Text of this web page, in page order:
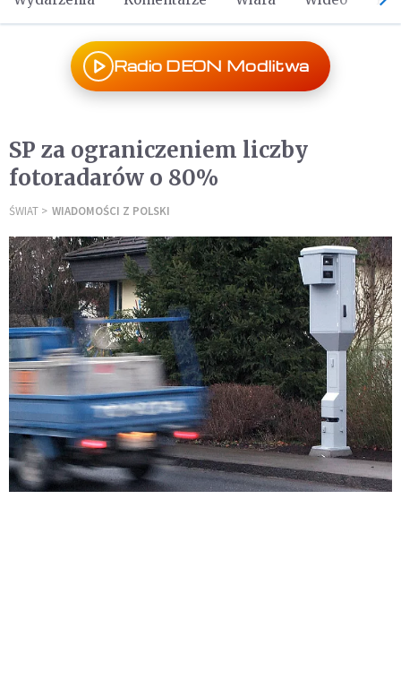
Radio DEON Modlitwa
SP za ograniczeniem liczby
fotoradarów o 80%
ŚWIAT WIADOMOŚCI Z POLSKI